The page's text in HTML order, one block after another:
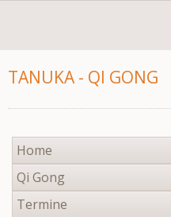
TANUKA - QI GONG
Navigation
überspringen
Home
Qi Gong
Termine